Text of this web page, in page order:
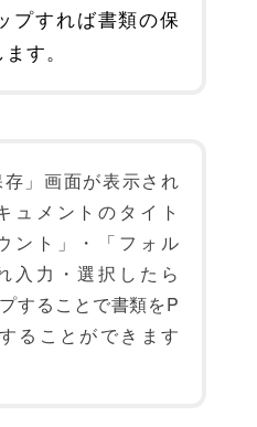
プすれば書類の保
す。
存」画面が表示され
ュメントのタイト
ント」・「フォル
入力・選択したら
することで書類をP
ることができます